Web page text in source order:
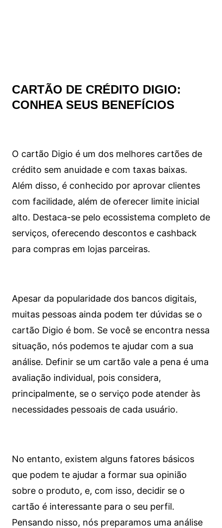
CARTÃO DE CRÉDITO DIGIO:
CONHEA SEUS BENEFÍCIOS
O cartão Digio é um dos melhores cartões de
crédito sem anuidade e com taxas baixas.
Além disso, é conhecido por aprovar clientes
com facilidade, além de oferecer limite inicial
alto. Destaca-se pelo ecossistema completo de
serviços, oferecendo descontos e cashback
para compras em lojas parceiras.
Apesar da popularidade dos bancos digitais,
muitas pessoas ainda podem ter dúvidas se o
cartão Digio é bom. Se você se encontra nessa
situação, nós podemos te ajudar com a sua
análise. Definir se um cartão vale a pena é uma
avaliação individual, pois considera,
principalmente, se o serviço pode atender às
necessidades pessoais de cada usuário.
No entanto, existem alguns fatores básicos
que podem te ajudar a formar sua opinião
sobre o produto, e, com isso, decidir se o
cartão é interessante para o seu perfil.
Pensando nisso, nós preparamos uma análise